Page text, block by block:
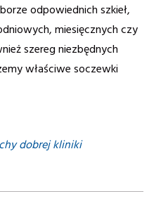
odpowiednich szkieł,
miesięcznych czy
szereg niezbędnych
właściwe soczewki
dobrej kliniki